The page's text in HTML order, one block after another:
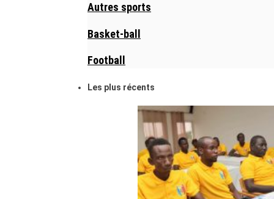
Autres sports
Basket-ball
Football
Les plus récents